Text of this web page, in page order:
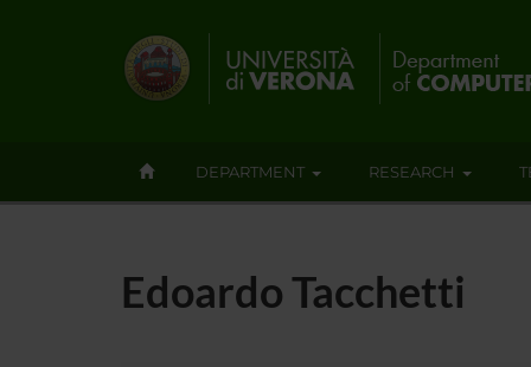
DEPARTMENT RESEARCH
Edoardo Tacchetti